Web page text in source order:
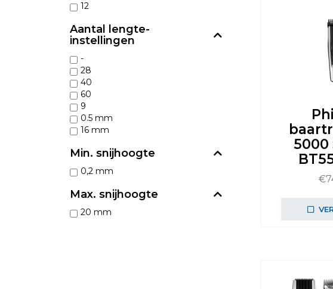
12
Aantal lengte-
instellingen
-
28
40
60
9
0.5 mm
16 mm
Min. snijhoogte
0,2 mm
Max. snijhoogte
20 mm
5000
€